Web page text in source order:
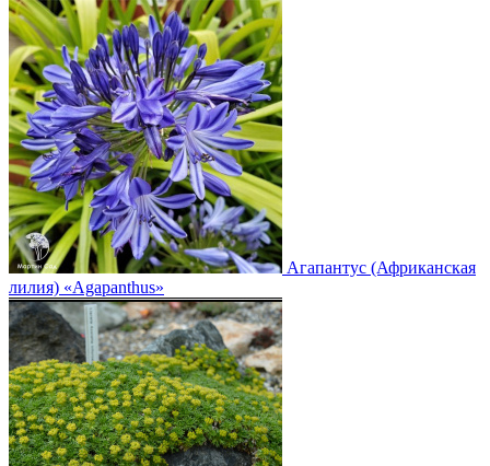
Агапантус (Африканская
лилия) «Agapanthus»